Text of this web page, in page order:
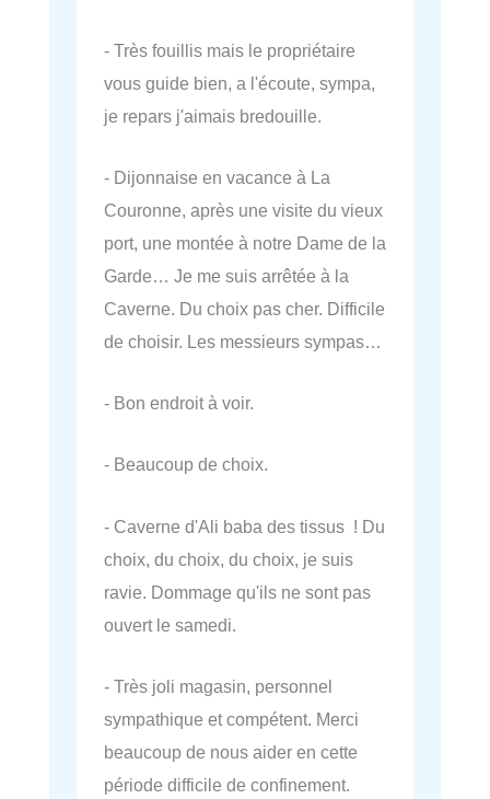
- Très fouillis mais le propriétaire
vous guide bien, a l'écoute, sympa,
je repars j'aimais bredouille.
- Dijonnaise en vacance à La
Couronne, après une visite du vieux
port, une montée à notre Dame de la
Garde… Je me suis arrêtée à la
Caverne. Du choix pas cher. Difficile
de choisir. Les messieurs sympas…
- Bon endroit à voir.
- Beaucoup de choix.
- Caverne d'Ali baba des tissus ! Du
choix, du choix, du choix, je suis
ravie. Dommage qu'ils ne sont pas
ouvert le samedi.
- Très joli magasin, personnel
sympathique et compétent. Merci
beaucoup de nous aider en cette
période difficile de confinement.